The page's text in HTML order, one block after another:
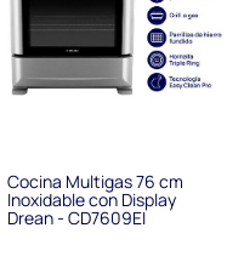
Cocina Multigas 76 cm
Inoxidable con Display
Drean - CD7609EI